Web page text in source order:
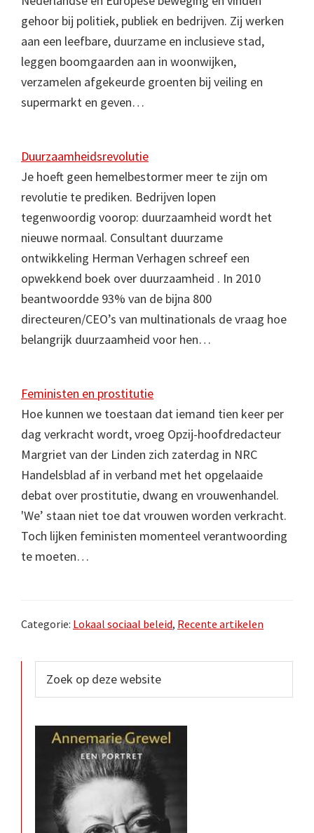
gehoor bij politiek, publiek en bedrijven. Zij werken
aan een leefbare, duurzame en inclusieve stad,
leggen boomgaarden aan in woonwijken,
verzamelen afgekeurde groenten bij veiling en
supermarkt en geven…
Duurzaamheidsrevolutie
Je hoeft geen hemelbestormer meer te zijn om
revolutie te prediken. Bedrijven lopen
tegenwoordig voorop: duurzaamheid wordt het
nieuwe normaal. Consultant duurzame
ontwikkeling Herman Verhagen schreef een
opwekkend boek over duurzaamheid . In 2010
beantwoordde 93% van de bijna 800
directeuren/CEO’s van multinationals de vraag hoe
belangrijk duurzaamheid voor hen…
Feministen en prostitutie
Hoe kunnen we toestaan dat iemand tien keer per
dag verkracht wordt, vroeg Opzij-hoofdredacteur
Margriet van der Linden zich zaterdag in NRC
Handelsblad af in verband met het opgelaaide
debat over prostitutie, dwang en vrouwenhandel.
'We’ staan niet toe dat vrouwen worden verkracht.
Toch lijken feministen momenteel verantwoording
te moeten…
Categorie: Lokaal sociaal beleid, Recente artikelen
Primaire
Sidebar
op